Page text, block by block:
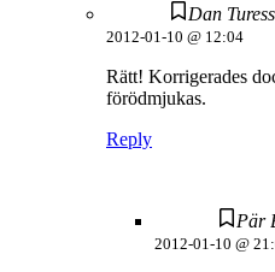
Dan
2012-01-10 @ 12:04
Rätt! Korrigerades
förödmjukas.
Reply
Pär
2012-01-10 @